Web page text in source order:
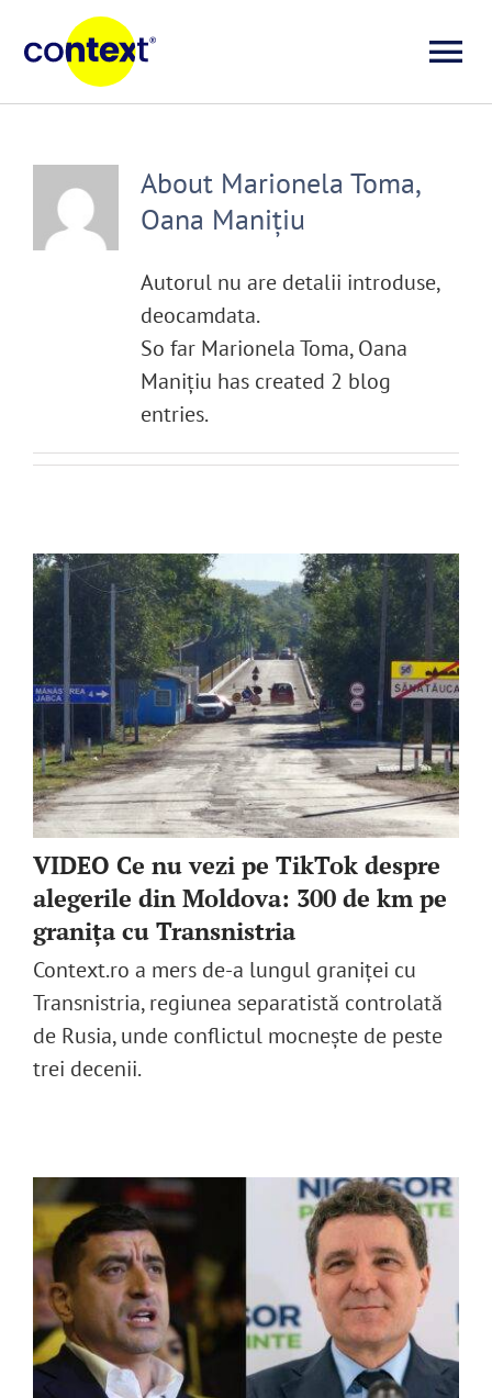
content
English
SUSȚINE
Cautare...
About Marionela Toma,
Oana Manițiu
Autorul nu are detalii introduse,
deocamdata.
So far Marionela Toma, Oana
Manițiu has created 2 blog
entries.
VIDEO Ce nu vezi pe TikTok despre
alegerile din Moldova: 300 de km pe
graniţa cu Transnistria
Context.ro a mers de-a lungul graniței cu
Transnistria, regiunea separatistă controlată
de Rusia, unde conflictul mocnește de peste
trei decenii.